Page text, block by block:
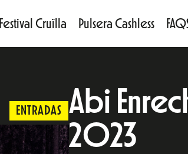
Festival Cruïlla Pulsera Cashless
ENTRADAS
Abi
2023